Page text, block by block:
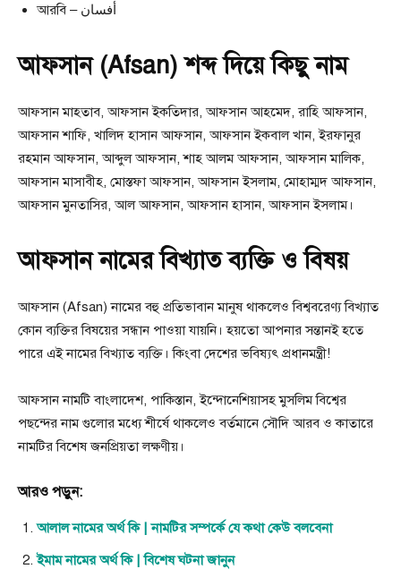
আরবি – أفسان
আফসান (Afsan) শব্দ দিয়ে কিছু নাম
আফসান মাহতাব, আফসান ইকতিদার, আফসান আহমেদ, রাহি আফসান,
আফসান শাফি, খালিদ হাসান আফসান, আফসান ইকবাল খান, ইরফানুর
রহমান আফসান, আব্দুল আফসান, শাহ আলম আফসান, আফসান মালিক,
আফসান মাসাবীহ, মোস্তফা আফসান, আফসান ইসলাম, মোহাম্মদ আফসান,
আফসান মুনতাসির, আল আফসান, আফসান হাসান, আফসান ইসলাম।
আফসান নামের বিখ্যাত ব্যক্তি ও বিষয়
আফসান (Afsan) নামের বহু প্রতিভাবান মানুষ থাকলেও বিশ্ববরেণ্য বিখ্যাত
কোন ব্যক্তির বিষয়ের সন্ধান পাওয়া যায়নি। হয়তো আপনার সন্তানই হতে
পারে এই নামের বিখ্যাত ব্যক্তি। কিংবা দেশের ভবিষ্যৎ প্রধানমন্ত্রী!
আফসান নামটি বাংলাদেশ, পাকিস্তান, ইন্দোনেশিয়াসহ মুসলিম বিশ্বের
পছন্দের নাম গুলোর মধ্যে শীর্ষে থাকলেও বর্তমানে সৌদি আরব ও কাতারে
নামটির বিশেষ জনপ্রিয়তা লক্ষণীয়।
আরও পড়ুন:
আলাল নামের অর্থ কি | নামটির সম্পর্কে যে কথা কেউ বলবেনা
ইমাম নামের অর্থ কি | বিশেষ ঘটনা জানুন